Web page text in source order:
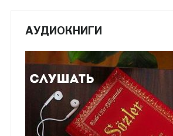
АУДИОКНИГИ